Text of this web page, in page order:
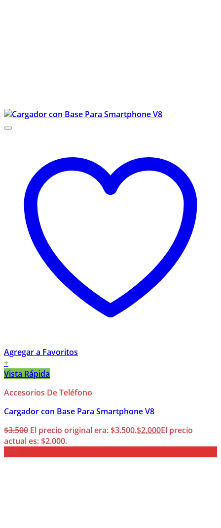
Agregar a Favoritos
+
Vista Rápida
Accesorios De Teléfono
Cargador con Base Para Smartphone V8
$3.500 El precio original era: $3.500.$2.000El precio
actual es: $2.000.